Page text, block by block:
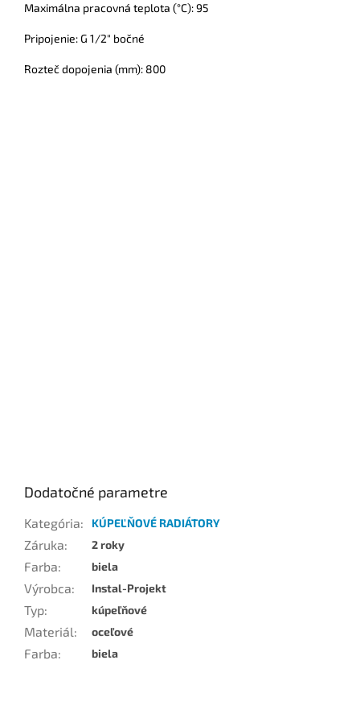
Maximálna pracovná teplota (°C): 95
Pripojenie: G 1/2" bočné
Rozteč dopojenia (mm): 800
Dodatočné parametre
Kategória: KÚPEĽŇOVÉ RADIÁTORY
Záruka: 2 roky
Farba: biela
Výrobca: Instal-Projekt
Typ: kúpeľňové
Materiál: oceľové
Farba: biela